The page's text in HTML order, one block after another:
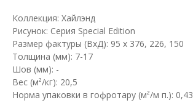
Коллекция: Хайлэнд
Рисунок: Серия Special Edition
Размер фактуры (ВхД): 95 х 376, 226, 150
Толщина (мм): 7-17
Шов (мм): -
Вес (м²/кг): 20,5
Норма упаковки в гофротару (м²/м п.): 0,43